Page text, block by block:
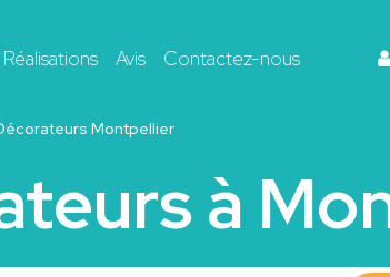
Réalisations Avis Contactez-nous
Montpellier
à